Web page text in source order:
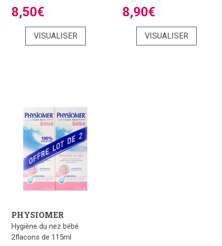
8,50€
VISUALISER
8,90€
VISUALISER
PHYSIOMER
Hygiène du nez bébé
2flacons de 115ml